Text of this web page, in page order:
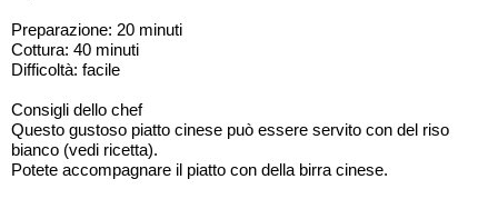
Preparazione: 20 minuti
Cottura: 40 minuti
Difficoltà: facile
Consigli dello chef
Questo gustoso piatto cinese può essere servito con del riso
bianco (vedi ricetta).
Potete accompagnare il piatto con della birra cinese.